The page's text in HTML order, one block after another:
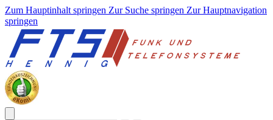
Zum Hauptinhalt springen Zur Suche springen Zur Hauptnavigation
springen